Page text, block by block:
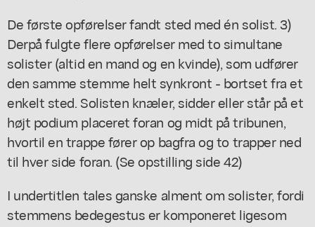
De første opførelser fandt sted med én solist. 3)
Derpå fulgte flere opførelser med to simultane
solister (altid en mand og en kvinde), som udfører
den samme stemme helt synkront - bortset fra et
enkelt sted. Solisten knæler, sidder eller står på et
højt podium placeret foran og midt på tribunen,
hvortil en trappe fører op bagfra og to trapper ned
til hver side foran. (Se opstilling side 42)
I undertitlen tales ganske alment om solister, fordi
stemmens bedegestus er komponeret ligesom